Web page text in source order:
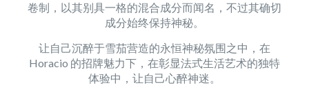
卷制，以其别具一格的混合成分而闻名，不过其确切
成分始终保持神秘。
让自己沉醉于雪茄营造的永恒神秘氛围之中，在
Horacio 的招牌魅力下，在彰显法式生活艺术的独特
体验中，让自己心醉神迷。